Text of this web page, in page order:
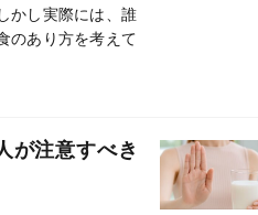
かし実際には、誰
のあり方を考えて
が注意すべき